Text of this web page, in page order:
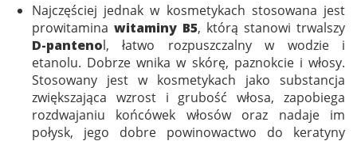
Najczęściej jednak w kosmetykach stosowana jest
prowitamina witaminy B5, którą stanowi trwalszy
D-pantenol, łatwo rozpuszczalny w wodzie i
etanolu. Dobrze wnika w skórę, paznokcie i włosy.
Stosowany jest w kosmetykach jako substancja
zwiększająca wzrost i grubość włosa, zapobiega
rozdwajaniu końcówek włosów oraz nadaje im
połysk, jego dobre powinowactwo do keratyny